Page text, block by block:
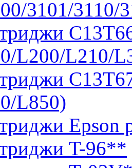
3101/3110/
L200/L210/
L850)
Epson
T-96**